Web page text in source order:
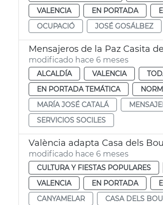
VALENCIA
EN PORTADA
OCUPACIÓ
JOSÉ GOSÁLBEZ
Mensajeros de la Paz Casita
modificado hace 6 meses
ALCALDÍA VALENCIA
EN PORTADA TEMÁTICA
MARÍA JOSÉ CATALÁ
SERVICIOS SOCILES
València adapta Casa dels
modificado hace 6 meses
CULTURA Y FIESTAS POPULARES
VALENCIA
EN PORTADA
CANYAMELAR
CASA DELS